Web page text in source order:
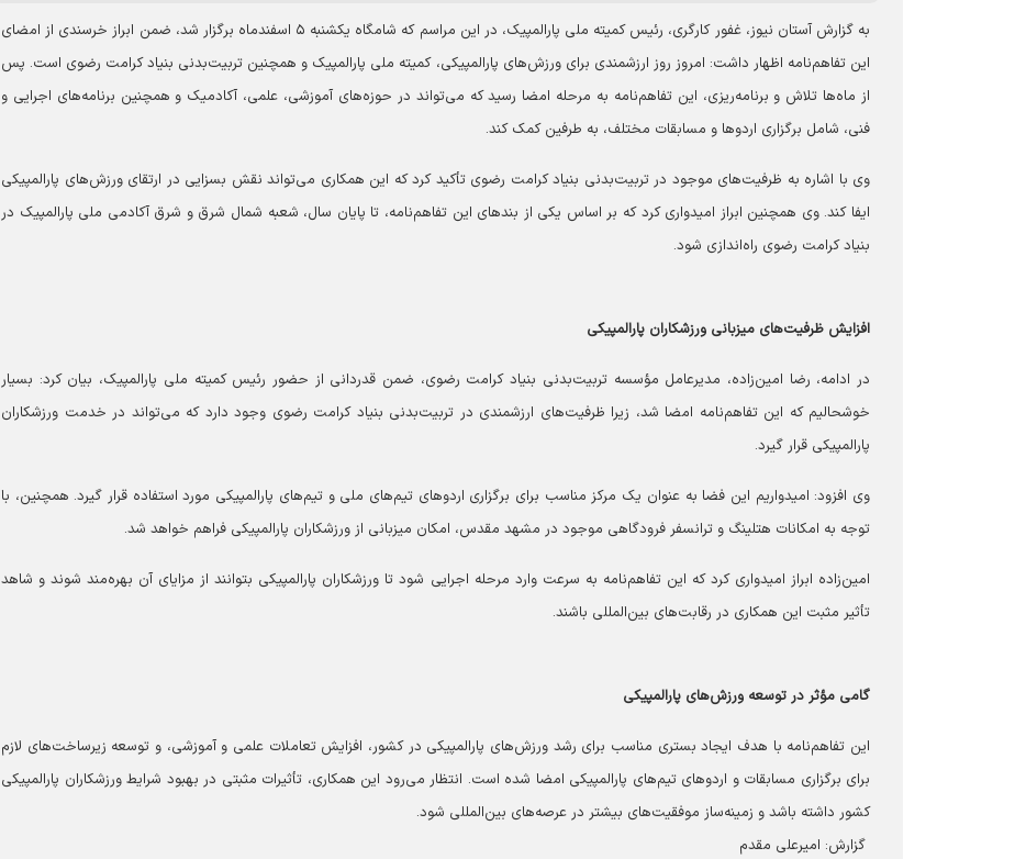
به گزارش آستان نیوز، غفور کارگری، رئیس کمیته ملی پارالمپیک، در این مراسم که شامگاه یکشنبه ۵ اسفندماه برگزار شد، ضمن ابراز خرسندی از امضای
این تفاهم‌نامه اظهار داشت: امروز روز ارزشمندی برای ورزش‌های پارالمپیکی، کمیته ملی پارالمپیک و همچنین تربیت‌بدنی بنیاد کرامت رضوی است. پس
از ماه‌ها تلاش و برنامه‌ریزی، این تفاهم‌نامه به مرحله امضا رسید که می‌تواند در حوزه‌های آموزشی، علمی، آکادمیک و همچنین برنامه‌های اجرایی و
فنی، شامل برگزاری اردوها و مسابقات مختلف، به طرفین کمک کند.
وی با اشاره به ظرفیت‌های موجود در تربیت‌بدنی بنیاد کرامت رضوی تأکید کرد که این همکاری می‌تواند نقش بسزایی در ارتقای ورزش‌های پارالمپیکی
ایفا کند. وی همچنین ابراز امیدواری کرد که بر اساس یکی از بندهای این تفاهم‌نامه، تا پایان سال، شعبه شمال شرق و شرق آکادمی ملی پارالمپیک در
بنیاد کرامت رضوی راه‌اندازی شود.
افزایش ظرفیت‌های میزبانی ورزشکاران پارالمپیکی
در ادامه، رضا امین‌زاده، مدیرعامل مؤسسه تربیت‌بدنی بنیاد کرامت رضوی، ضمن قدردانی از حضور رئیس کمیته ملی پارالمپیک، بیان کرد: بسیار
خوشحالیم که این تفاهم‌نامه امضا شد، زیرا ظرفیت‌های ارزشمندی در تربیت‌بدنی بنیاد کرامت رضوی وجود دارد که می‌تواند در خدمت ورزشکاران
پارالمپیکی قرار گیرد.
وی افزود: امیدواریم این فضا به عنوان یک مرکز مناسب برای برگزاری اردوهای تیم‌های ملی و تیم‌های پارالمپیکی مورد استفاده قرار گیرد. همچنین، با
توجه به امکانات هتلینگ و ترانسفر فرودگاهی موجود در مشهد مقدس، امکان میزبانی از ورزشکاران پارالمپیکی فراهم خواهد شد.
امین‌زاده ابراز امیدواری کرد که این تفاهم‌نامه به سرعت وارد مرحله اجرایی شود تا ورزشکاران پارالمپیکی بتوانند از مزایای آن بهره‌مند شوند و شاهد
تأثیر مثبت این همکاری در رقابت‌های بین‌المللی باشند.
گامی مؤثر در توسعه ورزش‌های پارالمپیکی
این تفاهم‌نامه با هدف ایجاد بستری مناسب برای رشد ورزش‌های پارالمپیکی در کشور، افزایش تعاملات علمی و آموزشی، و توسعه زیرساخت‌های لازم
برای برگزاری مسابقات و اردوهای تیم‌های پارالمپیکی امضا شده است. انتظار می‌رود این همکاری، تأثیرات مثبتی در بهبود شرایط ورزشکاران پارالمپیکی
کشور داشته باشد و زمینه‌ساز موفقیت‌های بیشتر در عرصه‌های بین‌المللی شود.
گزارش: امیرعلی مقدم